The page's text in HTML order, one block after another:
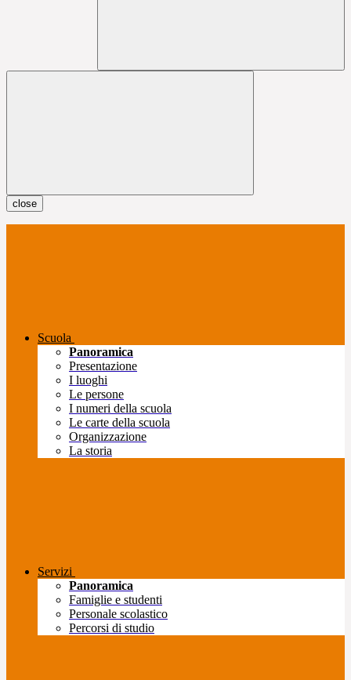
close
Scuola
Panoramica
Presentazione
I luoghi
Le persone
I numeri della scuola
Le carte della scuola
Organizzazione
La storia
Servizi
Panoramica
Famiglie e studenti
Personale scolastico
Percorsi di studio